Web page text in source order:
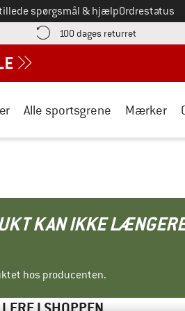
spørgsmål & hjælpOrdrestatus
her! Åbnes i en infoboks
100 dages returret Gå til
Alle sportsgrene Mærker
KAN IKKE
hos producenten.